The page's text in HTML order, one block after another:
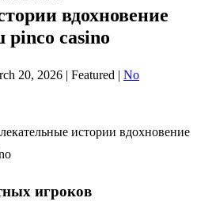
вдохновение
pinco casino
20, 2026 | Featured | No
истории вдохновение
игроков